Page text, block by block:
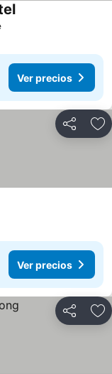
Ver precios
Ver precios
Ver precios
Compartir
precios
Ver precios
Compartir